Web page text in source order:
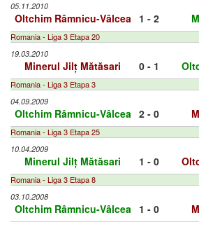
05.11.2010
Oltchim Râmnicu-Vâlcea 1 - 2
Romania - Liga 3 Etapa 20
19.03.2010
Minerul Jilț Mătăsari 0 - 1
Romania - Liga 3 Etapa 3
04.09.2009
Oltchim Râmnicu-Vâlcea 2 - 0
Romania - Liga 3 Etapa 25
10.04.2009
Minerul Jilț Mătăsari 1 - 0
Romania - Liga 3 Etapa 8
03.10.2008
Oltchim Râmnicu-Vâlcea 1 - 0